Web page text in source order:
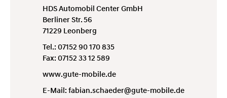
HDS Automobil Center GmbH
Berliner Str. 56
71229 Leonberg
Tel.: 07152 90 170 835
Fax: 07152 33 12 589
www.gute-mobile.de
E-Mail: fabian.schaeder@gute-mobile.de